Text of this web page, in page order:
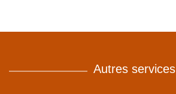
Autres services